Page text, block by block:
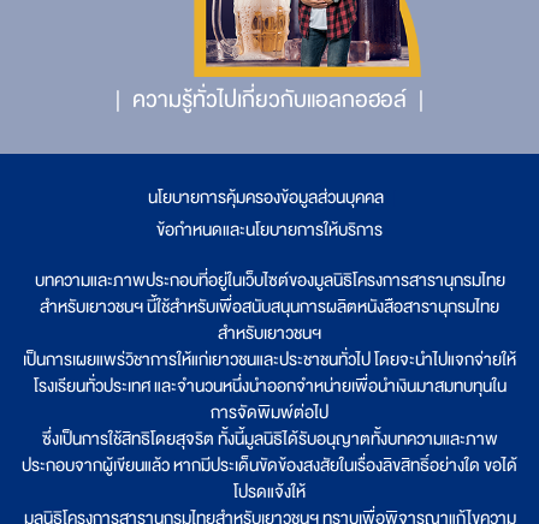
ความรู้ทั่วไปเกี่ยวกับแอลกอฮอล์
นโยบายการคุ้มครองข้อมูลส่วนบุคคล
ข้อกำหนดและนโยบายการให้บริการ
บทความและภาพประกอบที่อยู่ในเว็บไซต์ของมูลนิธิโครงการสารานุกรมไทย
สำหรับเยาวชนฯ นี้ใช้สำหรับเพื่อสนับสนุนการผลิตหนังสือสารานุกรมไทย
สำหรับเยาวชนฯ
เป็นการเผยแพร่วิชาการให้แก่เยาวชนและประชาชนทั่วไป โดยจะนำไปแจกจ่ายให้
โรงเรียนทั่วประเทศ และจำนวนหนึ่งนำออกจำหน่ายเพื่อนำเงินมาสมทบทุนใน
การจัดพิมพ์ต่อไป
ซึ่งเป็นการใช้สิทธิโดยสุจริต ทั้งนี้มูลนิธิได้รับอนุญาตทั้งบทความและภาพ
ประกอบจากผู้เขียนแล้ว หากมีประเด็นขัดข้องสงสัยในเรื่องลิขสิทธิ์อย่างใด ขอได้
โปรดแจ้งให้
มูลนิธิโครงการสารานุกรมไทยสำหรับเยาวชนฯ ทราบเพื่อพิจารณาแก้ไขความ